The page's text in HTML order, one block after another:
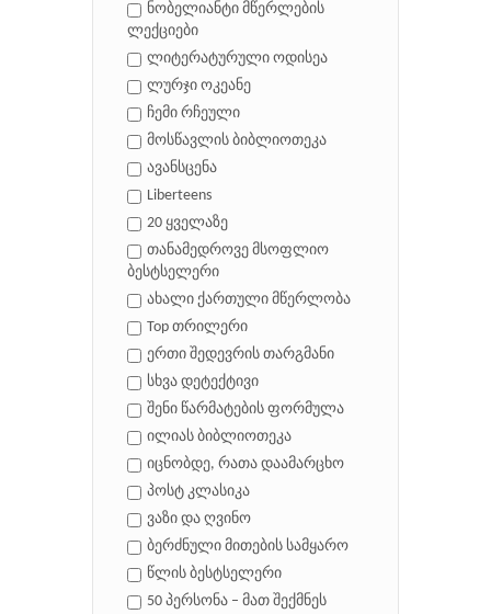
ნობელიანტი მწერლების
ლექციები
ლიტერატურული ოდისეა
ლურჯი ოკეანე
ჩემი რჩეული
მოსწავლის ბიბლიოთეკა
ავანსცენა
Liberteens
20 ყველაზე
თანამედროვე მსოფლიო
ბესტსელერი
ახალი ქართული მწერლობა
Top თრილერი
ერთი შედევრის თარგმანი
სხვა დეტექტივი
შენი წარმატების ფორმულა
ილიას ბიბლიოთეკა
იცნობდე, რათა დაამარცხო
პოსტ კლასიკა
ვაზი და ღვინო
ბერძნული მითების სამყარო
წლის ბესტსელერი
50 პერსონა – მათ შექმნეს